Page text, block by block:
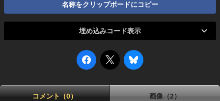
名称をクリップボードにコピー
埋め込みコード表示
コメント（0） 画像（2）